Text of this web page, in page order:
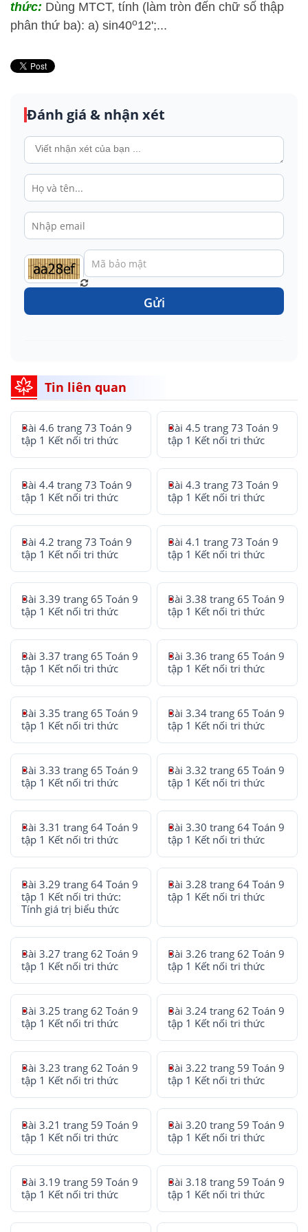
thức: Dùng MTCT, tính (làm tròn đến chữ số thập
phân thứ ba): a) sin40o12';...
Đánh giá & nhận xét
Gửi
Tin liên quan
Bài 4.6 trang 73 Toán 9
tập 1 Kết nối tri thức
Bài 4.5 trang 73 Toán 9
tập 1 Kết nối tri thức
Bài 4.4 trang 73 Toán 9
tập 1 Kết nối tri thức
Bài 4.3 trang 73 Toán 9
tập 1 Kết nối tri thức
Bài 4.2 trang 73 Toán 9
tập 1 Kết nối tri thức
Bài 4.1 trang 73 Toán 9
tập 1 Kết nối tri thức
Bài 3.39 trang 65 Toán 9
tập 1 Kết nối tri thức
Bài 3.38 trang 65 Toán 9
tập 1 Kết nối tri thức
Bài 3.37 trang 65 Toán 9
tập 1 Kết nối tri thức
Bài 3.36 trang 65 Toán 9
tập 1 Kết nối tri thức
Bài 3.35 trang 65 Toán 9
tập 1 Kết nối tri thức
Bài 3.34 trang 65 Toán 9
tập 1 Kết nối tri thức
Bài 3.33 trang 65 Toán 9
tập 1 Kết nối tri thức
Bài 3.32 trang 65 Toán 9
tập 1 Kết nối tri thức
Bài 3.31 trang 64 Toán 9
tập 1 Kết nối tri thức
Bài 3.30 trang 64 Toán 9
tập 1 Kết nối tri thức
Bài 3.29 trang 64 Toán 9
tập 1 Kết nối tri thức:
Tính giá trị biểu thức
Bài 3.28 trang 64 Toán 9
tập 1 Kết nối tri thức
Bài 3.27 trang 62 Toán 9
tập 1 Kết nối tri thức
Bài 3.26 trang 62 Toán 9
tập 1 Kết nối tri thức
Bài 3.25 trang 62 Toán 9
tập 1 Kết nối tri thức
Bài 3.24 trang 62 Toán 9
tập 1 Kết nối tri thức
Bài 3.23 trang 62 Toán 9
tập 1 Kết nối tri thức
Bài 3.22 trang 59 Toán 9
tập 1 Kết nối tri thức
Bài 3.21 trang 59 Toán 9
tập 1 Kết nối tri thức
Bài 3.20 trang 59 Toán 9
tập 1 Kết nối tri thức
Bài 3.19 trang 59 Toán 9
tập 1 Kết nối tri thức
Bài 3.18 trang 59 Toán 9
tập 1 Kết nối tri thức